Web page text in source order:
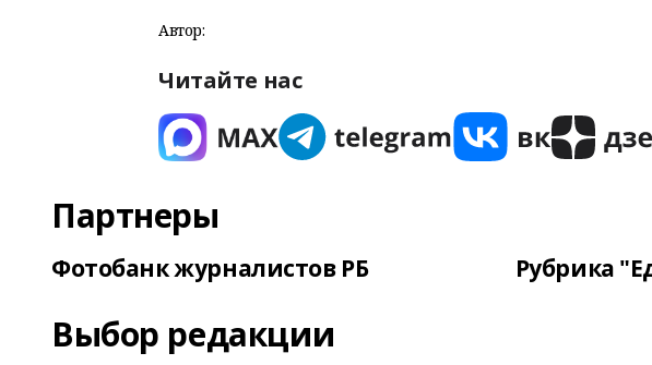
Автор:
Читайте нас
Партнеры
Фотобанк журналистов РБ Рубрика
Выбор редакции